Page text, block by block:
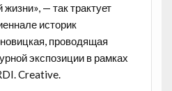
— так трактует
историк
проводящая
экспозиции в рамках
Creative.